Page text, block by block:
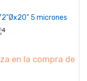
5 micrones
en la compra de